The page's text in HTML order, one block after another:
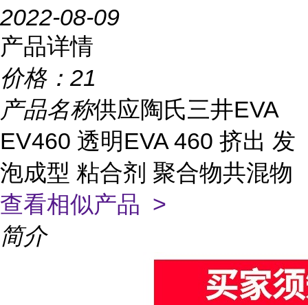
2022-08-09
产品详情
价格： 21
产品名称供应陶氏三井EVA
EV460 透明EVA 460 挤出 发
泡成型 粘合剂 聚合物共混物
查看相似产品 >
简介